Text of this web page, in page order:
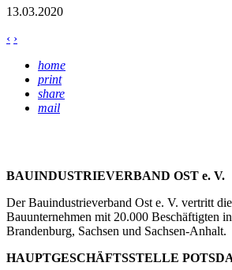
13.03.2020
‹ ›
home
print
share
mail
BAUINDUSTRIEVERBAND OST e. V.
Der Bauindustrieverband Ost e. V. vertritt
Bauunternehmen mit 20.000 Beschäftigten
Brandenburg, Sachsen und Sachsen-Anhalt.
HAUPTGESCHÄFTSSTELLE